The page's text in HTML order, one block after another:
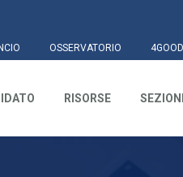
OSSERVATORIO
RISORSE